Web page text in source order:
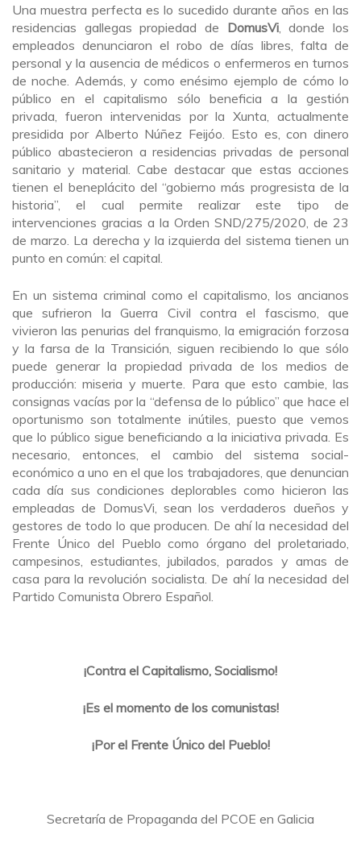
Una muestra perfecta es lo sucedido durante años en las
residencias gallegas propiedad de DomusVi, donde los
empleados denunciaron el robo de días libres, falta de
personal y la ausencia de médicos o enfermeros en turnos
de noche. Además, y como enésimo ejemplo de cómo lo
público en el capitalismo sólo beneficia a la gestión
privada, fueron intervenidas por la Xunta, actualmente
presidida por Alberto Núñez Feijóo. Esto es, con dinero
público abastecieron a residencias privadas de personal
sanitario y material. Cabe destacar que estas acciones
tienen el beneplácito del “gobierno más progresista de la
historia”, el cual permite realizar este tipo de
intervenciones gracias a la Orden SND/275/2020, de 23
de marzo. La derecha y la izquierda del sistema tienen un
punto en común: el capital.
En un sistema criminal como el capitalismo, los ancianos
que sufrieron la Guerra Civil contra el fascismo, que
vivieron las penurias del franquismo, la emigración forzosa
y la farsa de la Transición, siguen recibiendo lo que sólo
puede generar la propiedad privada de los medios de
producción: miseria y muerte. Para que esto cambie, las
consignas vacías por la “defensa de lo público” que hace el
oportunismo son totalmente inútiles, puesto que vemos
que lo público sigue beneficiando a la iniciativa privada. Es
necesario, entonces, el cambio del sistema social-
económico a uno en el que los trabajadores, que denuncian
cada día sus condiciones deplorables como hicieron las
empleadas de DomusVi, sean los verdaderos dueños y
gestores de todo lo que producen. De ahí la necesidad del
Frente Único del Pueblo como órgano del proletariado,
campesinos, estudiantes, jubilados, parados y amas de
casa para la revolución socialista. De ahí la necesidad del
Partido Comunista Obrero Español.
¡Contra el Capitalismo, Socialismo!
¡Es el momento de los comunistas!
¡Por el Frente Único del Pueblo!
Secretaría de Propaganda del PCOE en Galicia